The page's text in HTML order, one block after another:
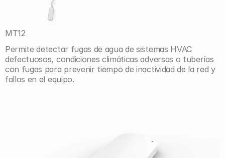
MT12
Permite detectar fugas de agua de sistemas HVAC
defectuosos, condiciones climáticas adversas o tuberías
con fugas para prevenir tiempo de inactividad de la red y
fallos en el equipo.